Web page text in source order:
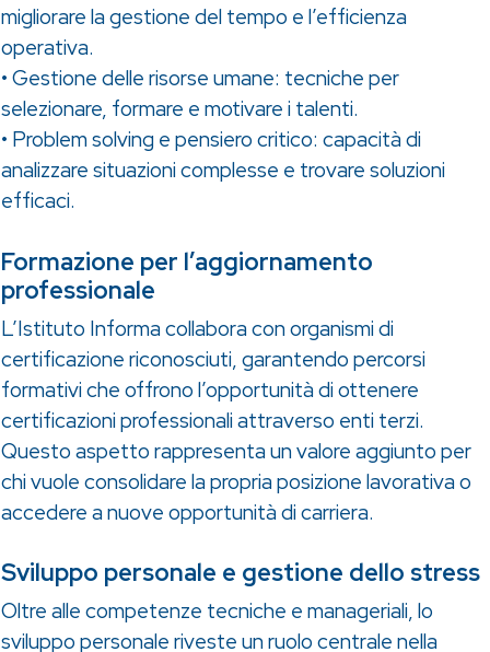
migliorare la gestione del tempo e l’efficienza
operativa.
• Gestione delle risorse umane: tecniche per
selezionare, formare e motivare i talenti.
• Problem solving e pensiero critico: capacità di
analizzare situazioni complesse e trovare soluzioni
efficaci.
Formazione per l’aggiornamento
professionale
L’Istituto Informa collabora con organismi di
certificazione riconosciuti, garantendo percorsi
formativi che offrono l’opportunità di ottenere
certificazioni professionali attraverso enti terzi.
Questo aspetto rappresenta un valore aggiunto per
chi vuole consolidare la propria posizione lavorativa o
accedere a nuove opportunità di carriera.
Sviluppo personale e gestione dello stress
Oltre alle competenze tecniche e manageriali, lo
sviluppo personale riveste un ruolo centrale nella